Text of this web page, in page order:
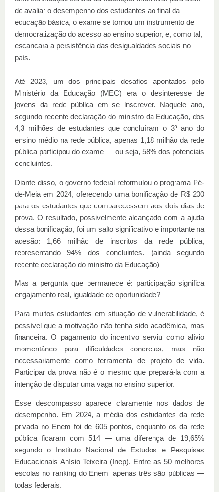
de avaliar o desempenho dos estudantes ao final da
educação básica, o exame se tornou um instrumento de
democratização do acesso ao ensino superior, e, como tal,
escancara a persistência das desigualdades sociais no
país.
Até 2023, um dos principais desafios apontados pelo
Ministério da Educação (MEC) era o desinteresse de
jovens da rede pública em se inscrever. Naquele ano,
segundo recente declaração do ministro da Educação, dos
4,3 milhões de estudantes que concluíram o 3º ano do
ensino médio na rede pública, apenas 1,18 milhão da rede
pública participou do exame — ou seja, 58% dos potenciais
concluintes.
Diante disso, o governo federal reformulou o programa Pé-
de-Meia em 2024, oferecendo uma bonificação de R$ 200
para os estudantes que comparecessem aos dois dias de
prova. O resultado, possivelmente alcançado com a ajuda
dessa bonificação, foi um salto significativo e importante na
adesão: 1,66 milhão de inscritos da rede pública,
representando 94% dos concluintes. (ainda segundo
recente declaração do ministro da Educação)
Mas a pergunta que permanece é: participação significa
engajamento real, igualdade de oportunidade?
Para muitos estudantes em situação de vulnerabilidade, é
possível que a motivação não tenha sido acadêmica, mas
financeira. O pagamento do incentivo serviu como alívio
momentâneo para dificuldades concretas, mas não
necessariamente como ferramenta de projeto de vida.
Participar da prova não é o mesmo que prepará-la com a
intenção de disputar uma vaga no ensino superior.
Esse descompasso aparece claramente nos dados de
desempenho. Em 2024, a média dos estudantes da rede
privada no Enem foi de 605 pontos, enquanto os da rede
pública ficaram com 514 — uma diferença de 19,65%
segundo o Instituto Nacional de Estudos e Pesquisas
Educacionais Anísio Teixeira (Inep). Entre as 50 melhores
escolas no ranking do Enem, apenas três são públicas —
todas federais.